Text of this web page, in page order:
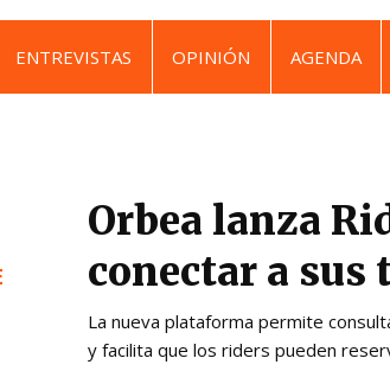
ENTREVISTAS OPINIÓN AGENDA
Orbea lanza
conectar a sus
La nueva plataforma permite
y facilita que los riders pueden